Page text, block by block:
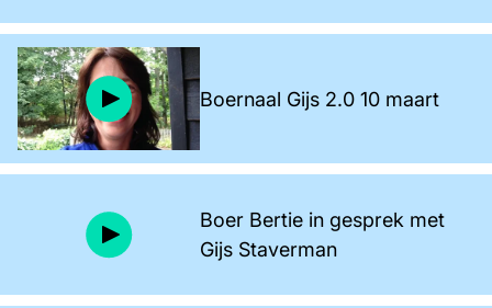
Boernaal Gijs 2.0 10 maart
Boer Bertie in gesprek met
Gijs Staverman